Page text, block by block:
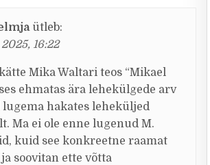
ütleb:
16:22
Mika Waltari teos “Mikael
ehmatas ära lehekülgede arv
hakates leheküljed
Ma ei ole enne lugenud M.
kuid see konkreetne raamat
soovitan ette võtta